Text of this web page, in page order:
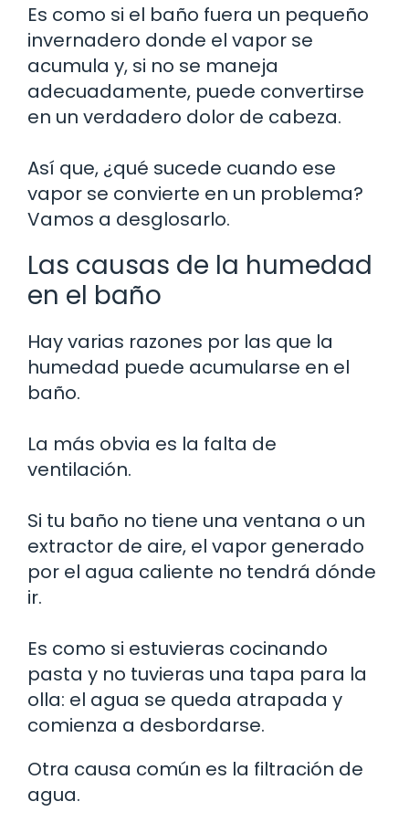
Es como si el baño fuera un pequeño
invernadero donde el vapor se
acumula y, si no se maneja
adecuadamente, puede convertirse
en un verdadero dolor de cabeza.
Así que, ¿qué sucede cuando ese
vapor se convierte en un problema?
Vamos a desglosarlo.
Las causas de la humedad
en el baño
Hay varias razones por las que la
humedad puede acumularse en el
baño.
La más obvia es la falta de
ventilación.
Si tu baño no tiene una ventana o un
extractor de aire, el vapor generado
por el agua caliente no tendrá dónde
ir.
Es como si estuvieras cocinando
pasta y no tuvieras una tapa para la
olla: el agua se queda atrapada y
comienza a desbordarse.
Otra causa común es la filtración de
agua.